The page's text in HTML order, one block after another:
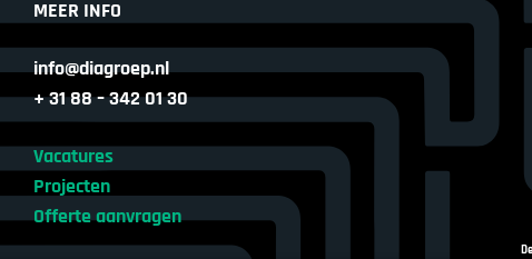
MEER INFO
info@diagroep.nl
+ 31 88 – 342 01 30
Vacatures
Projecten
Offerte aanvragen